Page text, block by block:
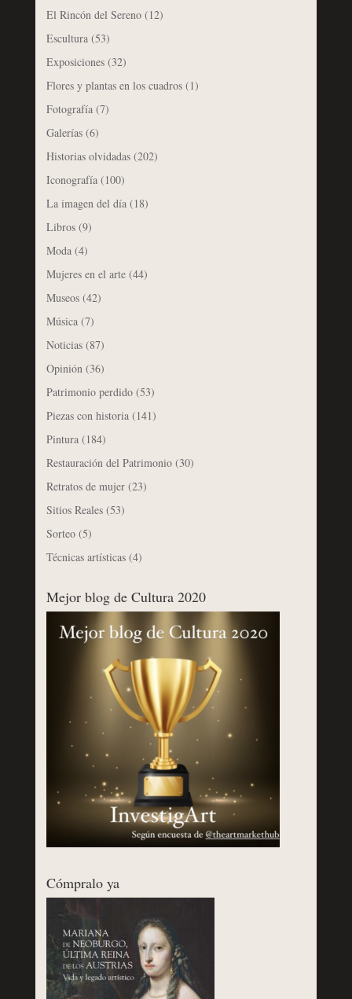
El Rincón del Sereno(12)
Escultura(53)
Exposiciones(32)
Flores y plantas en los cuadros(1)
Fotografía(7)
Galerías(6)
Historias olvidadas(202)
Iconografía(100)
La imagen del día(18)
Libros(9)
Moda(4)
Mujeres en el arte(44)
Museos(42)
Música(7)
Noticias(87)
Opinión(36)
Patrimonio perdido(53)
Piezas con historia(141)
Pintura(184)
Restauración del Patrimonio(30)
Retratos de mujer(23)
Sitios Reales(53)
Sorteo(5)
Técnicas artísticas(4)
Mejor blog de Cultura 2020
Cómpralo ya